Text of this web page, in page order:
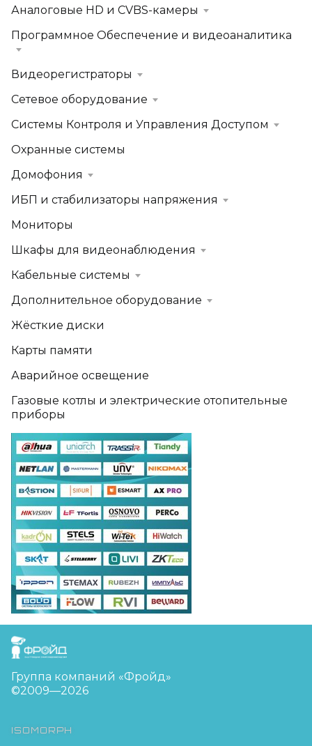
Аналоговые HD и CVBS-камеры
Программное Обеспечение и видеоаналитика
Видеорегистраторы
Сетевое оборудование
Системы Контроля и Управления Доступом
Охранные системы
Домофония
ИБП и стабилизаторы напряжения
Мониторы
Шкафы для видеонаблюдения
Кабельные системы
Дополнительное оборудование
Жёсткие диски
Карты памяти
Аварийное освещение
Газовые котлы и электрические отопительные
приборы
FreudGroup
Группа компаний «Фройд»
©2009—2026
ISOMORPH